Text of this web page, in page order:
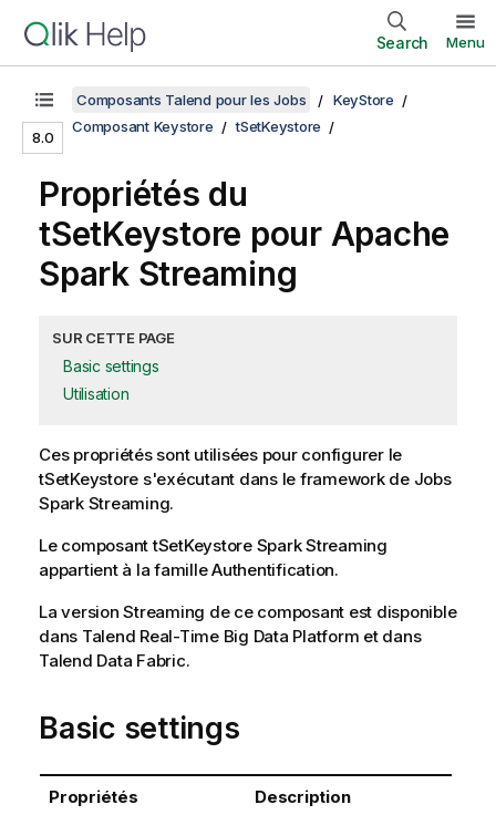
Search Menu
8.0
Composants Talend pour les Jobs
KeyStore
Composant Keystore
tSetKeystore
Propriétés du
tSetKeystore pour Apache
Spark Streaming
SUR CETTE PAGE
Basic settings
Utilisation
Ces propriétés sont utilisées pour configurer le
tSetKeystore s'exécutant dans le framework de Jobs
Spark Streaming.
Le composanttSetKeystore Spark Streaming
appartient à la familleAuthentification.
La version Streaming de ce composant est disponible
dans Talend Real-Time Big Data Platform et dans
Talend Data Fabric.
Basic settings
Propriétés Description